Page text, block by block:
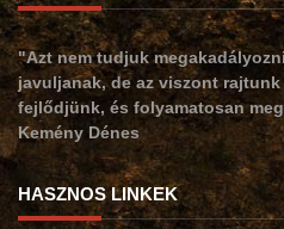
"Azt nem tudjuk
javuljanak, de az viszont
fejlődjünk, és folyamatosan
Kemény Dénes
HASZNOS LINKEK